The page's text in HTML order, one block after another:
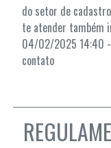
do setor de
te atender também
04/02/2025 14:40 -
contato